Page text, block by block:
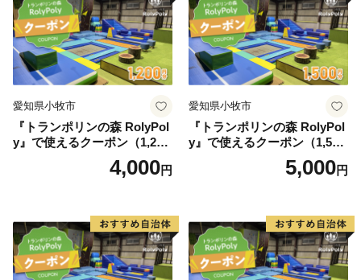
愛知県小牧市
『トランポリンの森 RolyPol
y』で使えるクーポン（1,200
4,000円
愛知県小牧市
『トランポリンの森 RolyPol
y』で使えるクーポン（1,500
5,000円